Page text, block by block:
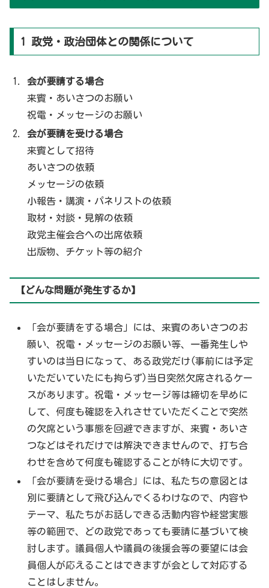
1 政党・政治団体との関係について
会が要請する場合
来賓・あいさつのお願い
祝電・メッセージのお願い
会が要請を受ける場合
来賓として招待
あいさつの依頼
メッセージの依頼
小報告・講演・パネリストの依頼
取材・対談・見解の依頼
政党主催会合への出席依頼
出版物、チケット等の紹介
【どんな問題が発生するか】
「会が要請をする場合」には、来賓のあいさつのお
願い、祝電・メッセージのお願い等、一番発生しや
すいのは当日になって、ある政党だけ(事前には予定
いただいていたにも拘らず)当日突然欠席されるケー
スがあります。祝電・メッセージ等は締切を早めに
して、何度も確認を入れさせていただくことで突然
の欠席という事態を回避できますが、来賓・あいさ
つなどはそれだけでは解決できませんので、打ち合
わせを含めて何度も確認することが特に大切です。
「会が要請を受ける場合」には、私たちの意図とは
別に要請として飛び込んでくるわけなので、内容や
テーマ、私たちがお話しできる活動内容や経営実態
等の範囲で、どの政党であっても要請に基づいて検
討します。議員個人や議員の後援会等の要望には会
員個人が応えることはできますが会として対応する
ことはしません。